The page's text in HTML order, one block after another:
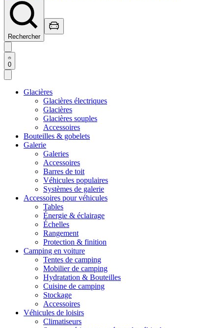
Rechercher
0
Glacières
Glacières électriques
Glacières
Glacières souples
Accessoires
Bouteilles & gobelets
Galerie
Galeries
Accessoires
Barres de toit
Véhicules populaires
Systèmes de galerie
Accessoires pour véhicules
Tables
Énergie & éclairage
Échelles
Rangement
Protection & finition
Camping en voiture
Tentes de camping
Mobilier de camping
Hydratation & Bouteilles
Cuisine de camping
Stockage
Accessoires
Véhicules de loisirs
Climatiseurs